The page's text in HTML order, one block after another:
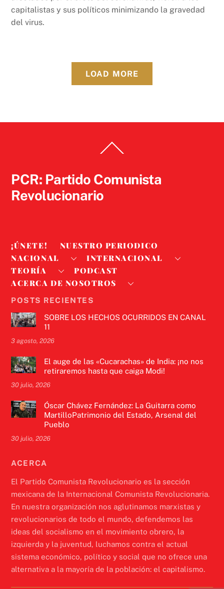
capitalistas y sus políticos minimizando la gravedad
del virus.
LOAD MORE
To
PCR: Partido Comunista
Revolucionario
¡ÚNETE!
NUESTRO PERIODICO
NACIONAL
INTERNACIONAL
TEORÍA
PODCAST
ACERCA DE NOSOTROS
POSTS RECIENTES
SOBRE LOS HECHOS OCURRIDOS EN CANAL
11
3 agosto, 2026
El auge de las «Cucarachas» de India: ¡no nos
retiraremos hasta que caiga Modi!
30 julio, 2026
Óscar Chávez Fernández: La Guitarra como
MartilloPatrimonio del Estado, Arsenal del
Pueblo
30 julio, 2026
ACERCA
El Partido Comunista Revolucionario es la sección
mexicana de la Internacional Comunista Revolucionaria.
En nuestra organización nos aglutinamos marxistas y
revolucionarios de todo el mundo, defendemos las
ideas del socialismo en el movimiento obrero, la
izquierda y la juventud, luchamos contra el actual
sistema económico, político y social que no ofrece una
alternativa a la mayoría de la población: el capitalismo.